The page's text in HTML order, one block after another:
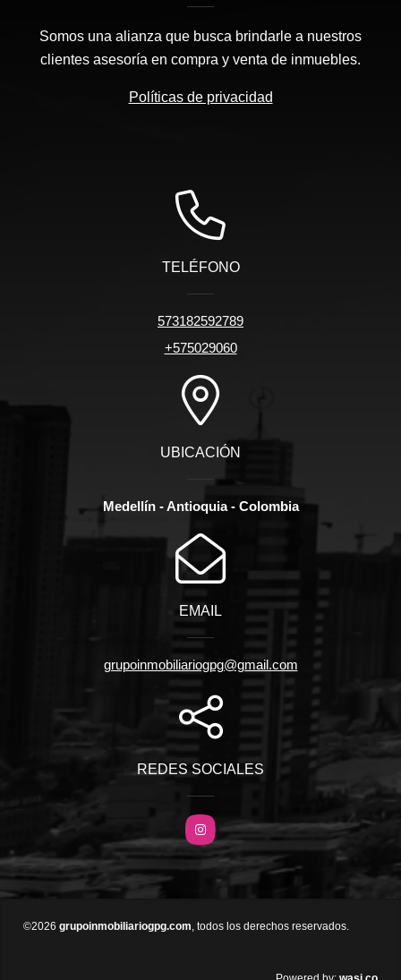
Somos una alianza que busca brindarle a nuestros
clientes asesoría en compra y venta de inmuebles.
Políticas de privacidad
TELÉFONO
573182592789
+575029060
UBICACIÓN
Medellín - Antioquia - Colombia
EMAIL
grupoinmobiliariogpg@gmail.com
REDES SOCIALES
Instagram
©2026 grupoinmobiliariogpg.com, todos los derechos reservados.